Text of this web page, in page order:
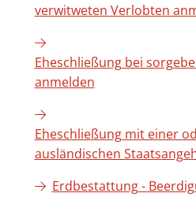
verwitweten Verlobten
Eheschließung bei
anmelden
Eheschließung mit einer
ausländischen
Erdbestattung -